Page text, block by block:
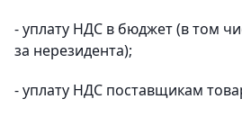
- уплату НДС в бюджет (в том
за нерезидента);
- уплату НДС поставщикам